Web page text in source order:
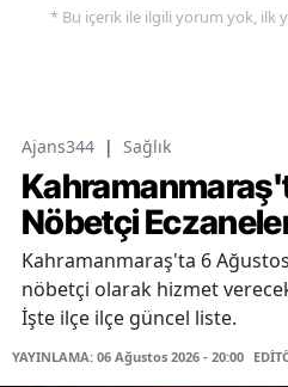
* Bu içerik ile ilgili yorum yok, ilk
Ajans344 | Sağlık
Nöbetçi
Kahramanmaraş'ta 6
nöbetçi olarak hizmet
İşte ilçe ilçe güncel liste.
YAYINLAMA: 06 Ağustos 2026 - 20:00